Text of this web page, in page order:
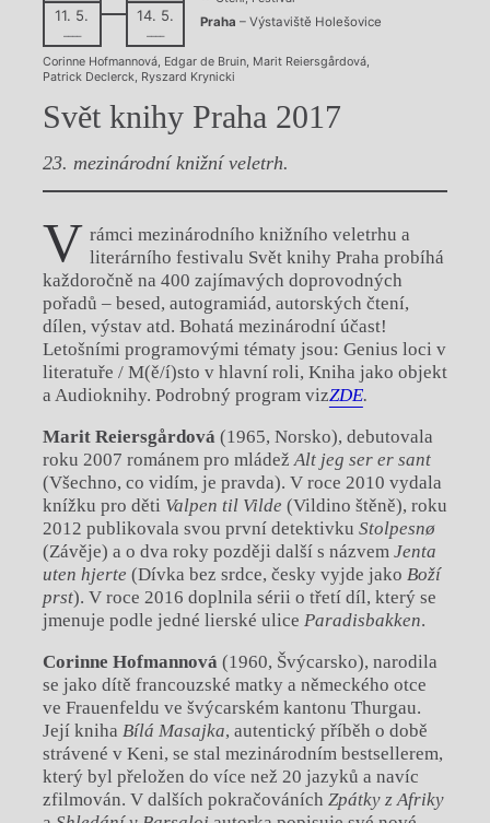
11. 5.
––––
14. 5.
––––
Praha – Výstaviště Holešovice
Corinne Hofmannová, Edgar de Bruin, Marit Reiersgårdová,
Patrick Declerck, Ryszard Krynicki
Svět knihy Praha 2017
23. mezinárodní knižní veletrh.
V rámci mezinárodního knižního veletrhu a
literárního festivalu Svět knihy Praha probíhá
každoročně na 400 zajímavých doprovodných
pořadů – besed, autogramiád, autorských čtení,
dílen, výstav atd. Bohatá mezinárodní účast!
Letošními programovými tématy jsou: Genius loci v
literatuře / M(ě/í)sto v hlavní roli, Kniha jako objekt
a Audioknihy. Podrobný program vizZDE.
Marit Reiersgårdová (1965, Norsko), debutovala
roku 2007 románem pro mládež Alt jeg ser er sant
(Všechno, co vidím, je pravda). V roce 2010 vydala
knížku pro děti Valpen til Vilde (Vildino štěně), roku
2012 publikovala svou první detektivku Stolpesnø
(Závěje) a o dva roky později další s názvem Jenta
uten hjerte (Dívka bez srdce, česky vyjde jako Boží
prst). V roce 2016 doplnila sérii o třetí díl, který se
jmenuje podle jedné lierské ulice Paradisbakken.
Corinne Hofmannová (1960, Švýcarsko), narodila
se jako dítě francouzské matky a německého otce
ve Frauenfeldu ve švýcarském kantonu Thurgau.
Její kniha Bílá Masajka, autentický příběh o době
strávené v Keni, se stal mezinárodním bestsellerem,
který byl přeložen do více než 20 jazyků a navíc
zfilmován. V dalších pokračováních Zpátky z Afriky